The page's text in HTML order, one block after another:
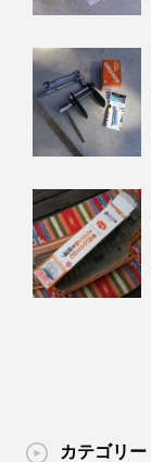
カテゴリー